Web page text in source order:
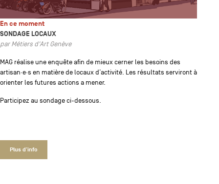
En ce moment
SONDAGE LOCAUX
par Métiers d'Art Genève
MAG réalise une enquête afin de mieux cerner les besoins des
artisan·e·s en matière de locaux d’activité. Les résultats serviront à
orienter les futures actions a mener.
Participez au sondage ci-dessous.
Plus d'info